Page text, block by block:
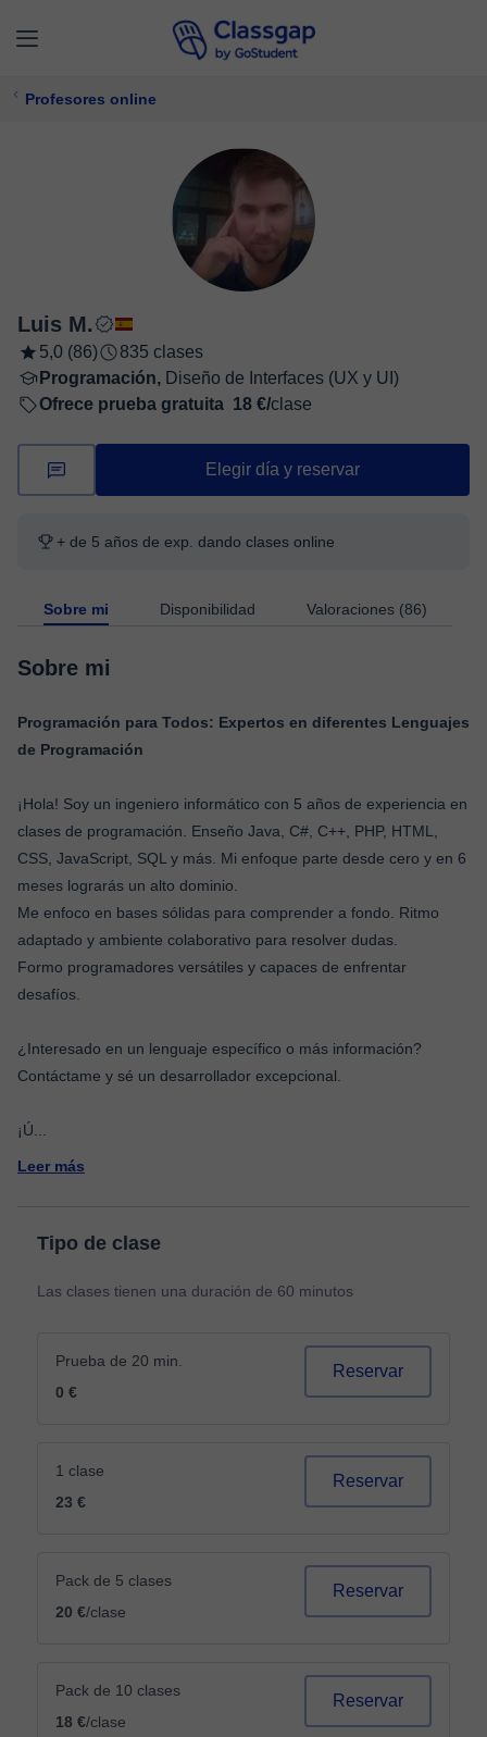
Profesores online
Luis M.
5,0 (86)
835 clases
Programación, Diseño de Interfaces (UX y UI)
Ofrece prueba gratuita 18 €/clase
Elegir día y reservar
+ de 5 años de exp. dando clases online
Sobre mi Disponibilidad Valoraciones (86)
Sobre mi
Programación para Todos: Expertos en diferentes Lenguajes
de Programación
¡Hola! Soy un ingeniero informático con 5 años de experiencia en
clases de programación. Enseño Java, C#, C++, PHP, HTML,
CSS, JavaScript, SQL y más. Mi enfoque parte desde cero y en 6
meses lograrás un alto dominio.
Me enfoco en bases sólidas para comprender a fondo. Ritmo
adaptado y ambiente colaborativo para resolver dudas.
Formo programadores versátiles y capaces de enfrentar
desafíos.
¿Interesado en un lenguaje específico o más información?
Contáctame y sé un desarrollador excepcional.
¡Ú
Leer más
Tipo de clase
Las clases tienen una duración de 60 minutos
Prueba de 20 min.
0 €
Reservar
1 clase
23 €
Reservar
Pack de 5 clases
20 €/clase
Reservar
Pack de 10 clases
18 €/clase
Reservar